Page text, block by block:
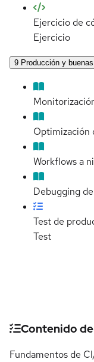
Ejercicio de
Ejercicio
9 Producción y
Optimización
Workflows a
Debugging
Test de
Test
Detalles del
Contenido
Fundamentos de